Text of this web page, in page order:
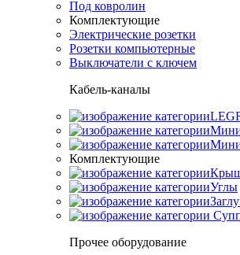
Под ковролин
Комплектующие
Электрические розетки
Розетки компьютерные
Выключатели с ключем
Кабель-каналы
Комплектующие
Углы
Прочее оборудование